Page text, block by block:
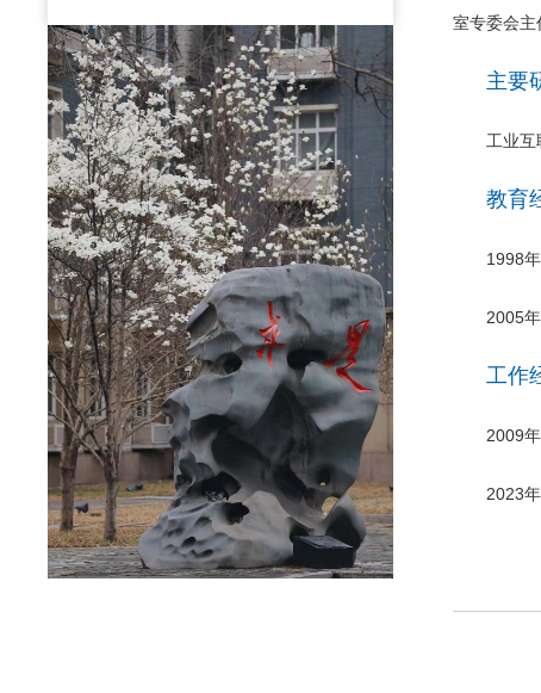
室专委会主
主要
工业互
教育
1998
2005
工作
2009
2023